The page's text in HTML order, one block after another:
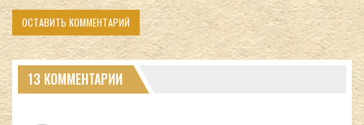
13 КОММЕНТАРИИ